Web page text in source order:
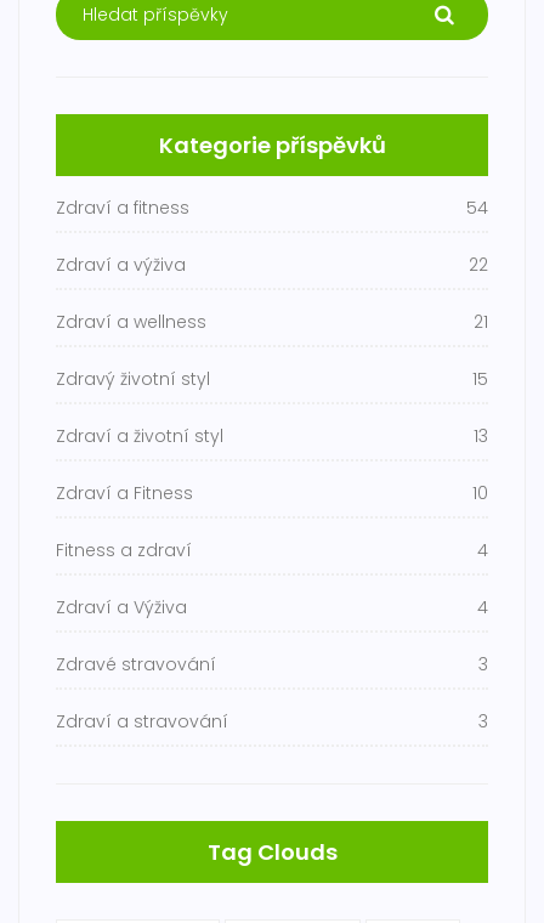
Kategorie příspěvků
Zdraví a fitness 54
Zdraví a výživa 22
Zdraví a wellness 21
Zdravý životní styl 15
Zdraví a životní styl 13
Zdraví a Fitness 10
Fitness a zdraví 4
Zdraví a Výživa 4
Zdravé stravování 3
Zdraví a stravování 3
Tag Clouds